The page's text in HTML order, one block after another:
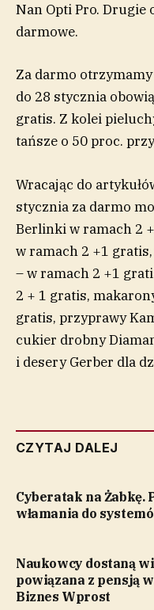
Nan Opti Pro. Drugie
darmowe.
Za darmo
do 28 stycznia
gratis. Z kolei
tańsze o 50 proc.
Wracając do
stycznia za darmo
Berlinki w ramach 2
w ramach 2 +1
– w ramach 2 +1
2 + 1 gratis,
gratis, przyprawy
cukier drobny
i desery Gerber dla
CZYTAJ DALEJ
Cyberatak na
włamania do
Naukowcy dostaną
powiązana z pensją
Biznes Wprost